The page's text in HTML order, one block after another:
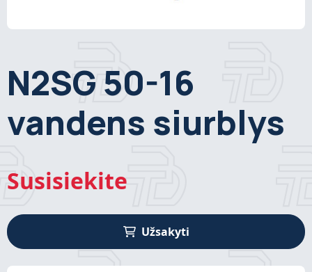
N2SG 50-16
vandens siurblys
Susisiekite
Užsakyti